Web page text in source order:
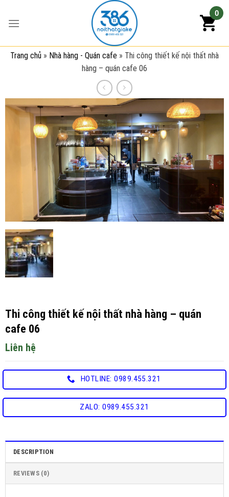
0
Trang chủ » Nhà hàng - Quán cafe » Thi công thiết kế nội thất nhà
hàng – quán cafe 06
Thi công thiết kế nội thất nhà hàng – quán
cafe 06
Liên hệ
HOTLINE: 0989.455.321
ZALO: 0989.455.321
DESCRIPTION
REVIEWS (0)